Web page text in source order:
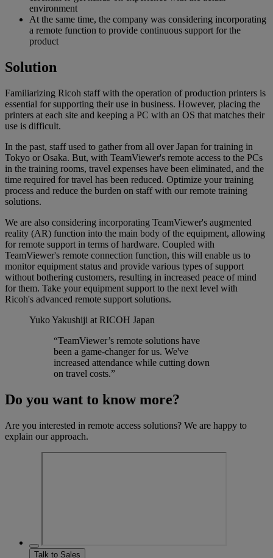
environment
At the same time, the company was considering incorporating
a remote function to provide continuous support for the
product
Solution
Familiarizing Ricoh staff with the operation of production printers is
essential for supporting their use in business. However, placing the
printers at each site and keeping a PC with an OS that matches their
use is difficult.
In the past, staff used to gather from all over Japan for training in
Tokyo or Osaka. But, with TeamViewer's remote access to the PCs
in the training rooms, travel expenses have been eliminated, and the
time required for travel has been reduced. Optimize your training
process and reduce the burden on staff with our remote training
solutions.
We are also considering incorporating TeamViewer's augmented
reality (AR) function into the main body of the equipment, allowing
for remote support in terms of hardware. Coupled with
TeamViewer's remote connection function, this will enable us to
monitor equipment status and provide various types of support
without bothering customers, resulting in increased peace of mind
for them. Take your equipment support to the next level with
Ricoh's advanced remote support solutions.
Yuko Yakushiji at RICOH Japan
“TeamViewer’s remote solutions have
been a game-changer for us. We've
increased attendance while cutting down
on travel costs.”
Do you want to know more?
Are you interested in remote access solutions? We are happy to
explain our approach.
Talk to Sales